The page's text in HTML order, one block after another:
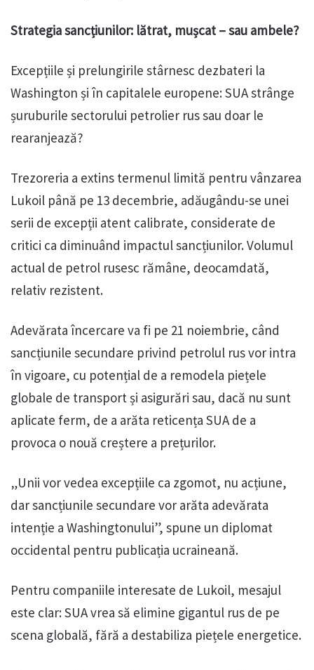
Strategia sancțiunilor: lătrat, mușcat – sau ambele?
Excepțiile și prelungirile stârnesc dezbateri la
Washington și în capitalele europene: SUA strânge
șuruburile sectorului petrolier rus sau doar le
rearanjează?
Trezoreria a extins termenul limită pentru vânzarea
Lukoil până pe 13 decembrie, adăugându-se unei
serii de excepții atent calibrate, considerate de
critici ca diminuând impactul sancțiunilor. Volumul
actual de petrol rusesc rămâne, deocamdată,
relativ rezistent.
Adevărata încercare va fi pe 21 noiembrie, când
sancțiunile secundare privind petrolul rus vor intra
în vigoare, cu potențial de a remodela piețele
globale de transport și asigurări sau, dacă nu sunt
aplicate ferm, de a arăta reticența SUA de a
provoca o nouă creștere a prețurilor.
„Unii vor vedea excepțiile ca zgomot, nu acțiune,
dar sancțiunile secundare vor arăta adevărata
intenție a Washingtonului”, spune un diplomat
occidental pentru publicația ucraineană.
Pentru companiile interesate de Lukoil, mesajul
este clar: SUA vrea să elimine gigantul rus de pe
scena globală, fără a destabiliza piețele energetice.